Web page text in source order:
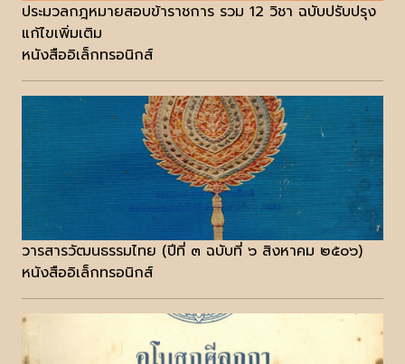
ประมวลกฎหมายสอบข้าราชการ รวม 12 วิชา ฉบับปรับปรุง
แก้ไขเพิ่มเติม
หนังสืออิเล็กทรอนิกส์
วารสารวัฒนธรรมไทย (ปีที่ ๓ ฉบับที่ ๖ สิงหาคม ๒๕๐๖)
หนังสืออิเล็กทรอนิกส์